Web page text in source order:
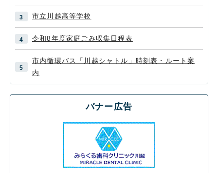
市立川越高等学校
令和8年度家庭ごみ収集日程表
市内循環バス「川越シャトル」時刻表・ルート案
内
バナー広告